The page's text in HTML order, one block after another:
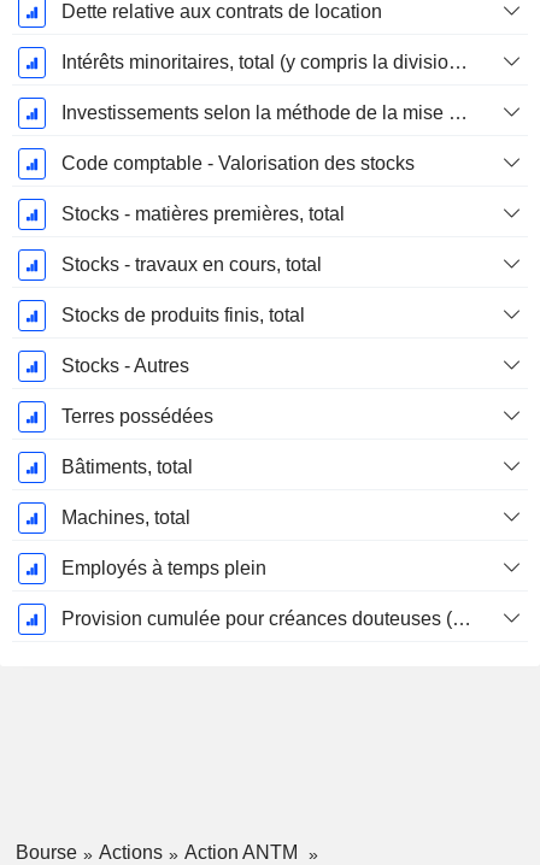
Dette relative aux contrats de location
Intérêts minoritaires, total (y compris la division financière)
Investissements selon la méthode de la mise en équivalence, total
Code comptable - Valorisation des stocks
Stocks - matières premières, total
Stocks - travaux en cours, total
Stocks de produits finis, total
Stocks - Autres
Terres possédées
Bâtiments, total
Machines, total
Employés à temps plein
Provision cumulée pour créances douteuses (Supple)
Bourse Actions
Action ANTM